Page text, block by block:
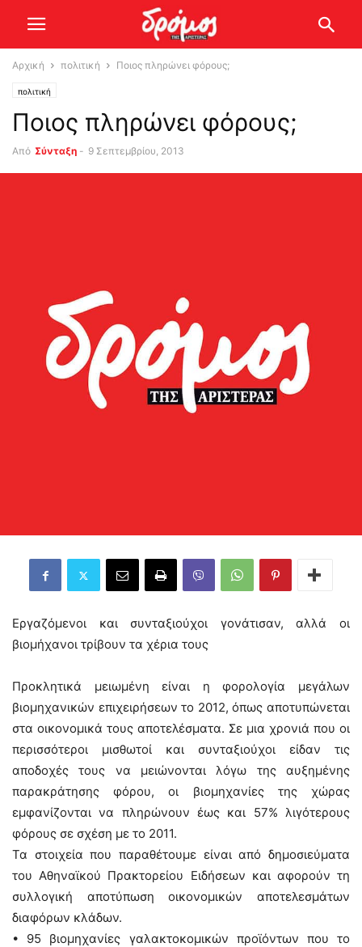
Αρχική πολιτική Ποιος πληρώνει φόρους;
πολιτική
Ποιος πληρώνει φόρους;
Από Σύνταξη - 9 Σεπτεμβρίου, 2013
Εργαζόμενοι και συνταξιούχοι γονάτισαν, αλλά οι
βιομήχανοι τρίβουν τα χέρια τους
Προκλητικά μειωμένη είναι η φορολογία μεγάλων
βιομηχανικών επιχειρήσεων το 2012, όπως αποτυπώνεται
στα οικονομικά τους αποτελέσματα. Σε μια χρονιά που οι
περισσότεροι μισθωτοί και συνταξιούχοι είδαν τις
αποδοχές τους να μειώνονται λόγω της αυξημένης
παρακράτησης φόρου, οι βιομηχανίες της χώρας
εμφανίζονται να πληρώνουν έως και 57% λιγότερους
φόρους σε σχέση με το 2011.
Τα στοιχεία που παραθέτουμε είναι από δημοσιεύματα
του Αθηναϊκού Πρακτορείου Ειδήσεων και αφορούν τη
συλλογική αποτύπωση οικονομικών αποτελεσμάτων
διαφόρων κλάδων.
• 95 βιομηχανίες γαλακτοκομικών προϊόντων που το